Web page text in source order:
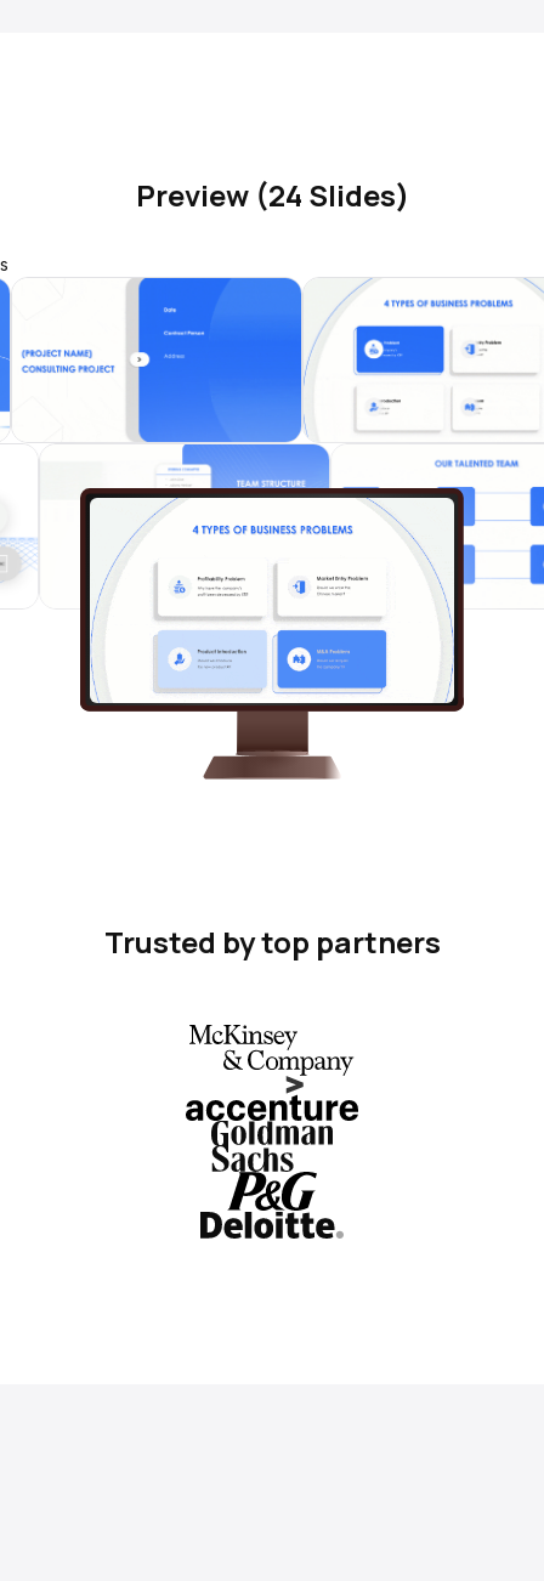
Preview (24 Slides)
s
Trusted by top partners